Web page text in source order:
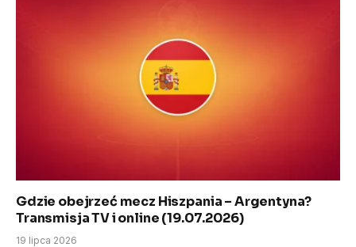
Gdzie obejrzeć mecz Hiszpania – Argentyna?
Transmisja TV i online (19.07.2026)
19 lipca 2026